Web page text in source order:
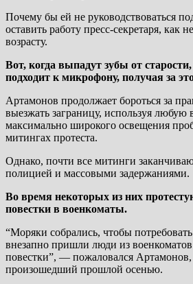
Почему бы ей не руководствоваться
оставить работу пресс-секретаря, как
возрасту.
Вот, когда выпадут зубы от старости,
подходит к микрофону, получая за
Артамонов продолжает бороться за
выезжать заграницу, используя любую
максимально широкого освещения
митингах протеста.
Однако, почти все митинги
полицией и массовыми задержаниями.
Во время некоторых из них
повестки в военкоматы.
“Моряки собрались, чтобы
внезапно пришли люди из
повестки”, — пожаловался
произошедший прошлой осенью.